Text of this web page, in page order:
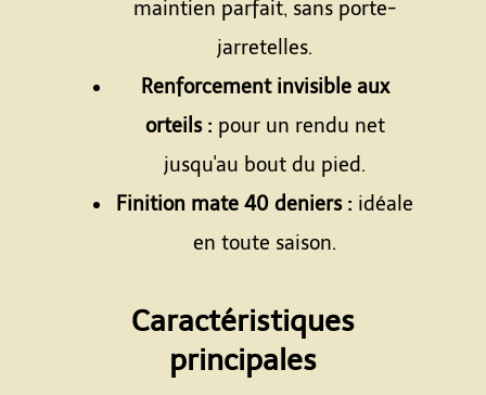
maintien parfait, sans porte-
jarretelles.
Renforcement invisible aux
orteils : pour un rendu net
jusqu'au bout du pied.
Finition mate 40 deniers : idéale
en toute saison.
Caractéristiques
principales